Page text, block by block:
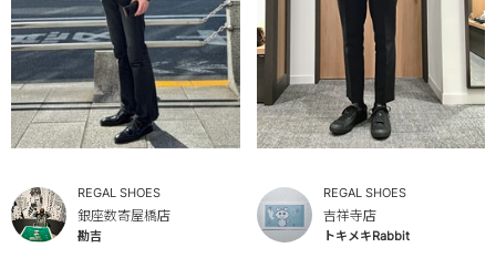
REGAL SHOES
銀座数寄屋橋店
勘吉
REGAL SHOES
吉祥寺店
トキメキRabbit